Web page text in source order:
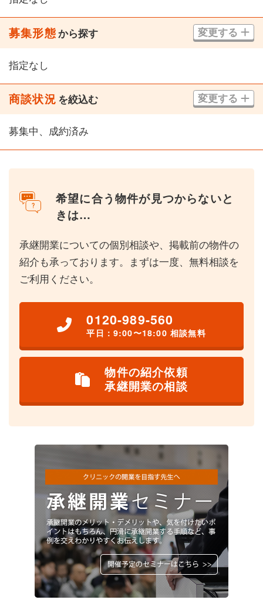
募集形態から探す 変更する
指定なし
商談状況 を絞込む 変更する
募集中、成約済み
希望に合う物件が見つからないと
きは…
承継開業についての個別相談や、掲載前の物件の
紹介も承っております。まずは一度、無料相談を
ご利用ください。
0120-989-560
平日：9:00〜18:00 相談無料
物件の紹介依頼
承継開業の相談